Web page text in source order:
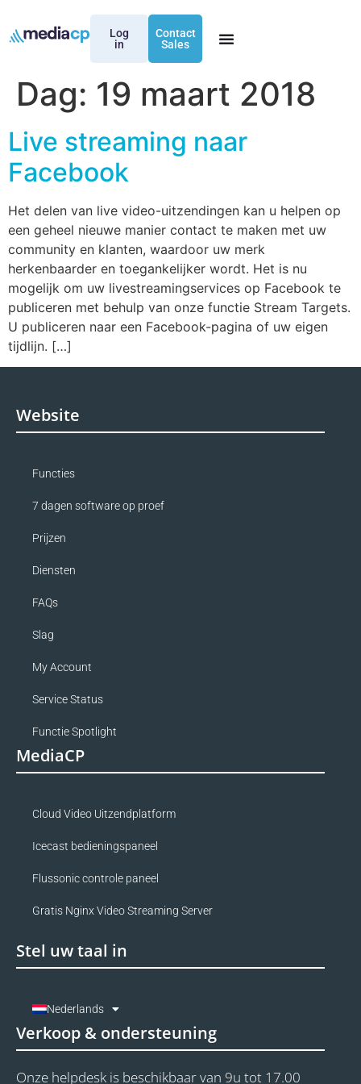
Log
in
Contact
Sales
Dag: 19 maart 2018
Live streaming naar
Facebook
Het delen van live video-uitzendingen kan u helpen op
een geheel nieuwe manier contact te maken met uw
community en klanten, waardoor uw merk
herkenbaarder en toegankelijker wordt. Het is nu
mogelijk om uw livestreamingservices op Facebook te
publiceren met behulp van onze functie Stream Targets.
U publiceren naar een Facebook-pagina of uw eigen
tijdlijn. […]
Website
Functies
7 dagen software op proef
Prijzen
Diensten
FAQs
Slag
My Account
Service Status
Functie Spotlight
MediaCP
Cloud Video Uitzendplatform
Icecast bedieningspaneel
Flussonic controle paneel
Gratis Nginx Video Streaming Server
Stel uw taal in
Nederlands
Verkoop & ondersteuning
Onze helpdesk is beschikbaar van 9u tot 17.00